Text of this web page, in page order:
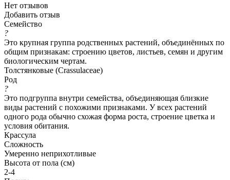
Нет отзывов
Добавить отзыв
Семейство
?
Это крупная группа родственных растений, объединённых по
общим признакам: строению цветов, листьев, семян и другим
биологическим чертам.
Толстянковые (Crassulaceae)
Род
?
Это подгруппа внутри семейства, объединяющая близкие
виды растений с похожими признаками. У всех растений
одного рода обычно схожая форма роста, строение цветка и
условия обитания.
Крассула
Сложность
Умеренно неприхотливые
Высота от пола (см)
2-4